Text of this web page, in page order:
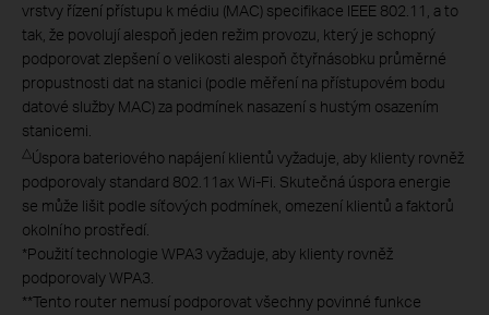
vrstvy řízení přístupu k médiu (MAC) specifikace IEEE 802.11, a to
tak, že povolují alespoň jeden režim provozu, který je schopný
podporovat zlepšení o velikosti alespoň čtyřnásobku průměrné
propustnosti dat na stanici (podle měření na přístupovém bodu
datové služby MAC) za podmínek nasazení s hustým osazením
stanicemi.
△Úspora bateriového napájení klientů vyžaduje, aby klienty rovněž
podporovaly standard 802.11ax Wi-Fi. Skutečná úspora energie
se může lišit podle síťových podmínek, omezení klientů a faktorů
okolního prostředí.
*Použití technologie WPA3 vyžaduje, aby klienty rovněž
podporovaly WPA3.
**Tento router nemusí podporovat všechny povinné funkce